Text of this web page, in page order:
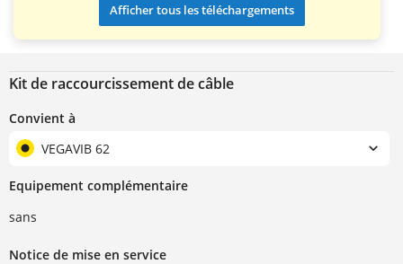
Afficher tous les téléchargements
Kit de raccourcissement de câble
Convient à
VEGAVIB 62
Equipement complémentaire
sans
Notice de mise en service